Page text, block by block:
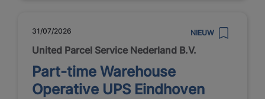
31/07/2026 NIEUW
United Parcel Service Nederland B.V.
Part-time Warehouse
Operative UPS Eindhoven